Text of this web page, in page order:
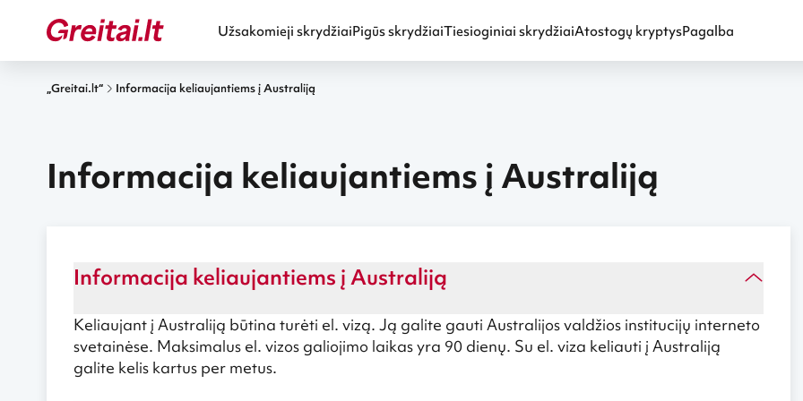
Užsakomieji skrydžiaiPigūs skrydžiaiTiesioginiai skrydžiaiAtostogų kryptysPagalba
„Greitai.lt“ Informacija keliaujantiems į Australiją
Informacija keliaujantiems į Australiją
Informacija keliaujantiems į Australiją
Keliaujant į Australiją būtina turėti el. vizą. Ją galite gauti Australijos valdžios institucijų interneto
svetainėse. Maksimalus el. vizos galiojimo laikas yra 90 dienų. Su el. viza keliauti į Australiją
galite kelis kartus per metus.